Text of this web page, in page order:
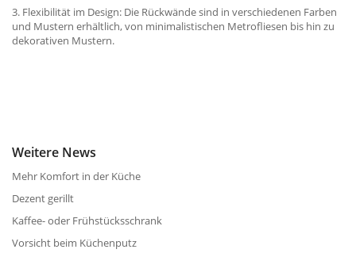
3. Flexibilität im Design: Die Rückwände sind in verschiedenen Farben
und Mustern erhältlich, von minimalistischen Metrofliesen bis hin zu
dekorativen Mustern.
Weitere News
Mehr Komfort in der Küche
Dezent gerillt
Kaffee- oder Frühstücksschrank
Vorsicht beim Küchenputz